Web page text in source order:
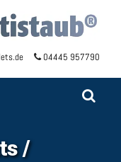
 04445 957790
/